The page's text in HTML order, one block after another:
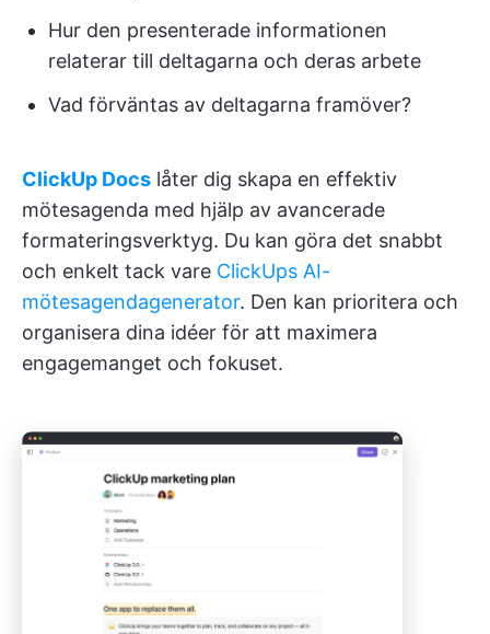
Hur den presenterade informationen
relaterar till deltagarna och deras arbete
Vad förväntas av deltagarna framöver?
ClickUp Docs låter dig skapa en effektiv
mötesagenda med hjälp av avancerade
formateringsverktyg. Du kan göra det snabbt
och enkelt tack vare ClickUps AI-
mötesagendagenerator. Den kan prioritera och
organisera dina idéer för att maximera
engagemanget och fokuset.